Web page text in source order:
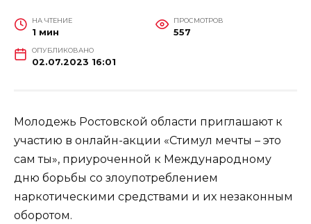
НА ЧТЕНИЕ
1 мин
ПРОСМОТРОВ
557
ОПУБЛИКОВАНО
02.07.2023 16:01
Молодежь Ростовской области приглашают к
участию в онлайн-акции «Стимул мечты – это
сам ты», приуроченной к Международному
дню борьбы со злоупотреблением
наркотическими средствами и их незаконным
оборотом.